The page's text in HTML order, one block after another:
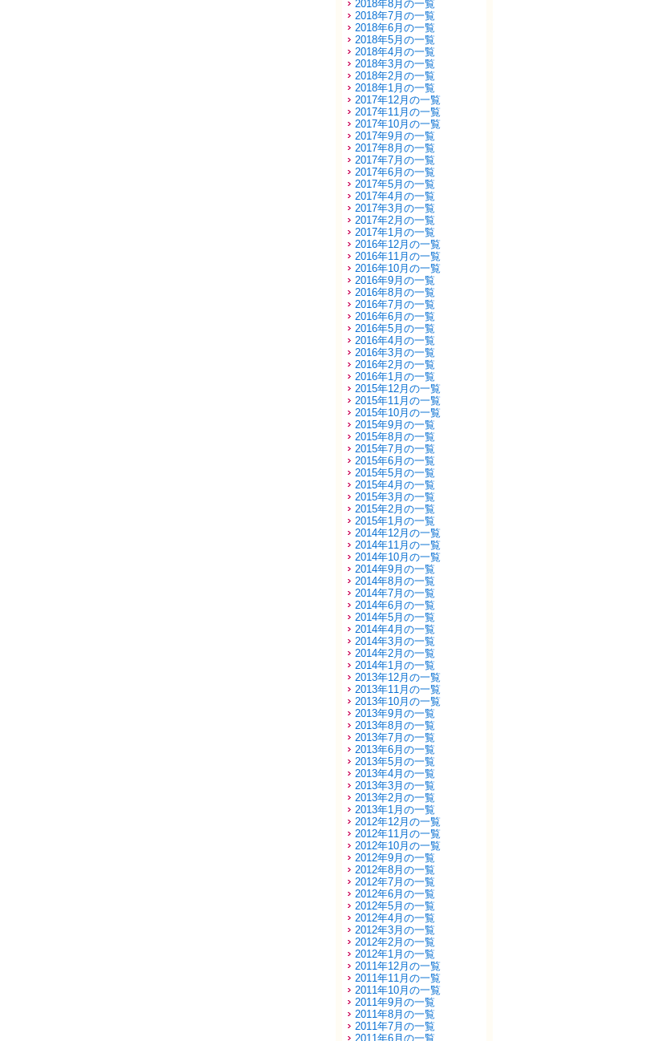
2018年8月の一覧
2018年7月の一覧
2018年6月の一覧
2018年5月の一覧
2018年4月の一覧
2018年3月の一覧
2018年2月の一覧
2018年1月の一覧
2017年12月の一覧
2017年11月の一覧
2017年10月の一覧
2017年9月の一覧
2017年8月の一覧
2017年7月の一覧
2017年6月の一覧
2017年5月の一覧
2017年4月の一覧
2017年3月の一覧
2017年2月の一覧
2017年1月の一覧
2016年12月の一覧
2016年11月の一覧
2016年10月の一覧
2016年9月の一覧
2016年8月の一覧
2016年7月の一覧
2016年6月の一覧
2016年5月の一覧
2016年4月の一覧
2016年3月の一覧
2016年2月の一覧
2016年1月の一覧
2015年12月の一覧
2015年11月の一覧
2015年10月の一覧
2015年9月の一覧
2015年8月の一覧
2015年7月の一覧
2015年6月の一覧
2015年5月の一覧
2015年4月の一覧
2015年3月の一覧
2015年2月の一覧
2015年1月の一覧
2014年12月の一覧
2014年11月の一覧
2014年10月の一覧
2014年9月の一覧
2014年8月の一覧
2014年7月の一覧
2014年6月の一覧
2014年5月の一覧
2014年4月の一覧
2014年3月の一覧
2014年2月の一覧
2014年1月の一覧
2013年12月の一覧
2013年11月の一覧
2013年10月の一覧
2013年9月の一覧
2013年8月の一覧
2013年7月の一覧
2013年6月の一覧
2013年5月の一覧
2013年4月の一覧
2013年3月の一覧
2013年2月の一覧
2013年1月の一覧
2012年12月の一覧
2012年11月の一覧
2012年10月の一覧
2012年9月の一覧
2012年8月の一覧
2012年7月の一覧
2012年6月の一覧
2012年5月の一覧
2012年4月の一覧
2012年3月の一覧
2012年2月の一覧
2012年1月の一覧
2011年12月の一覧
2011年11月の一覧
2011年10月の一覧
2011年9月の一覧
2011年8月の一覧
2011年7月の一覧
2011年6月の一覧